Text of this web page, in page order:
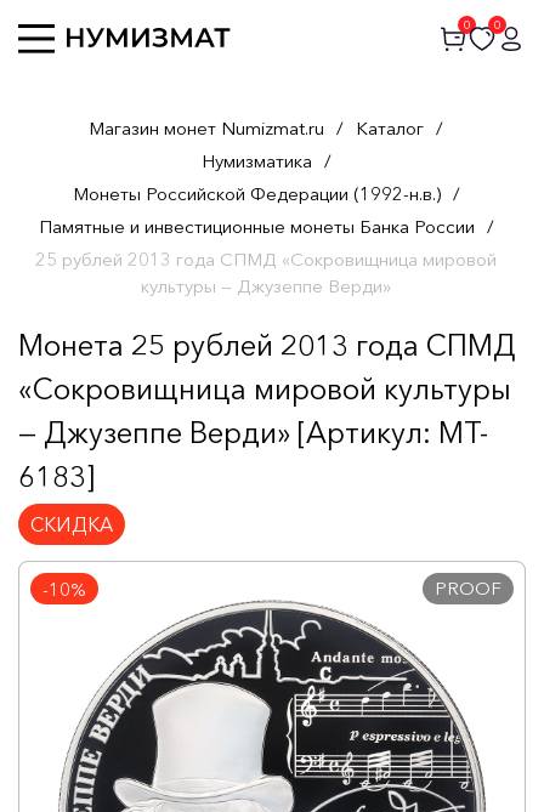
0 0
Магазин монет Numizmat.ru / Каталог /
Нумизматика /
Монеты Российской Федерации (1992-н.в.) /
Памятные и инвестиционные монеты Банка России /
25 рублей 2013 года СПМД «Сокровищница мировой
культуры — Джузеппе Верди»
Монета 25 рублей 2013 года СПМД
«Сокровищница мировой культуры
— Джузеппе Верди» [Артикул: MT-
6183]
СКИДКА
-10% PROOF